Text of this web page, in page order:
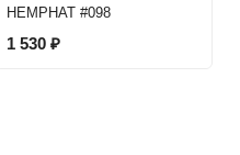
HEMPHAT #098
1 530 ₽